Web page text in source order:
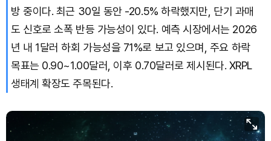
92,390,388
방 중이다. 최근 30일 동안 -20.5% 하락했지만, 단기 과매
도 신호로 소폭 반등 가능성이 있다. 예측 시장에서는 2026
년 내 1달러 하회 가능성을 71%로 보고 있으며, 주요 하락
목표는 0.90~1.00달러, 이후 0.70달러로 제시된다. XRPL
생태계 확장도 주목된다.